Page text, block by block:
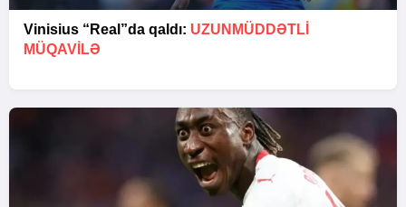
Vinisius “Real”da qaldı: UZUNMÜDDƏTLİ
MÜQAVİLƏ